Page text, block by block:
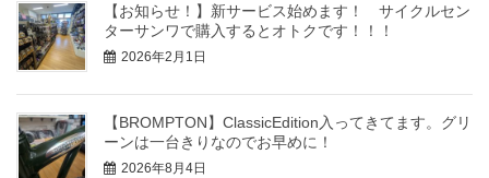
【お知らせ！】新サービス始めます！ サイクルセン
ターサンワで購入するとオトクです！！！
2026年2月1日
【BROMPTON】ClassicEdition入ってきてます。グリ
ーンは一台きりなのでお早めに！
2026年8月4日